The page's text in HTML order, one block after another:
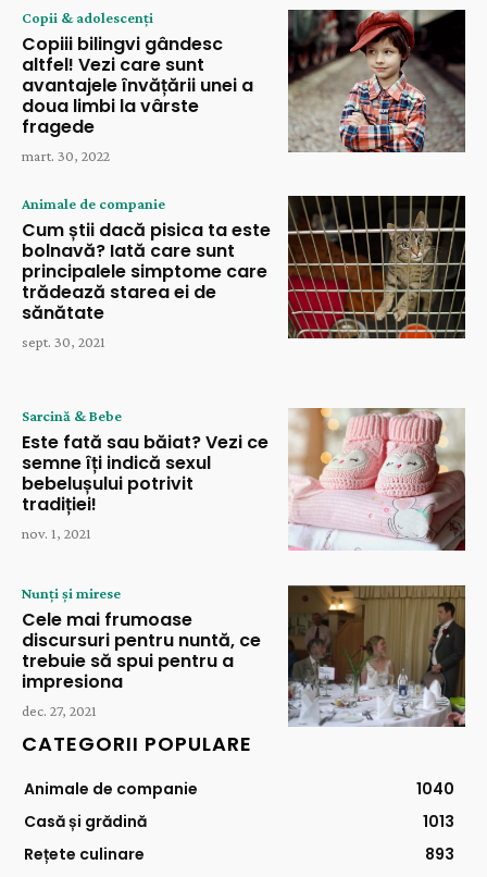
Copii & adolescenți
Copiii bilingvi gândesc
altfel! Vezi care sunt
avantajele învățării unei a
doua limbi la vârste
fragede
mart. 30, 2022
Animale de companie
Cum știi dacă pisica ta este
bolnavă? Iată care sunt
principalele simptome care
trădează starea ei de
sănătate
sept. 30, 2021
Sarcină & Bebe
Este fată sau băiat? Vezi ce
semne îți indică sexul
bebelușului potrivit
tradiției!
nov. 1, 2021
Nunți și mirese
Cele mai frumoase
discursuri pentru nuntă, ce
trebuie să spui pentru a
impresiona
dec. 27, 2021
CATEGORII POPULARE
Animale de companie
1040
Casă și grădină
1013
Rețete culinare
893